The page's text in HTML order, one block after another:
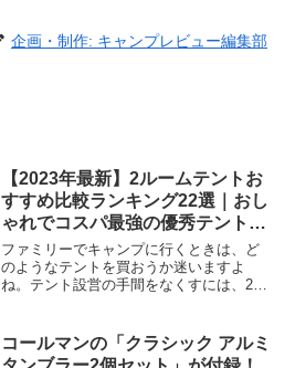
企画・制作: キャンプレビュー編集部
【2023年最新】2ルームテントお
すすめ比較ランキング22選｜おし
ゃれでコスパ最強の優秀テントを
厳選
ファミリーでキャンプに行くときは、ど
のようなテントを買おうか迷いますよ
ね。テント設営の手間をなくすには、2ル
テント」は、テントとタープを組み合わ
せたような作りになっており、使い勝手
コールマンの「クラシック アルミ